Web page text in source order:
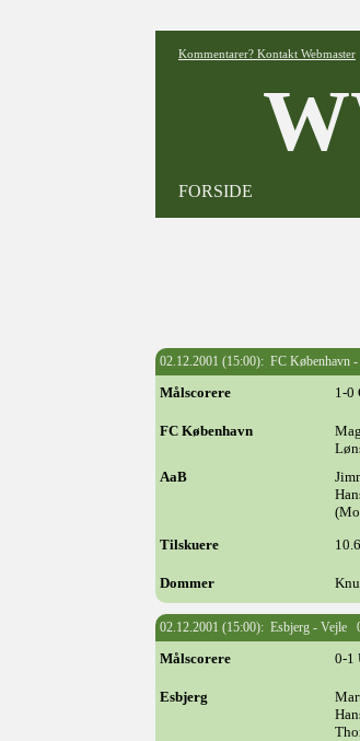
Kommentarer? Kontakt Webmaster
FORSIDE
02.12.2001 (15:00): FC København
Målscorere 1-0
FC København
AaB
Tilskuere
Dommer
02.12.2001 (15:00): Esbjerg - Vejle
Målscorere 0-1
Esbjerg